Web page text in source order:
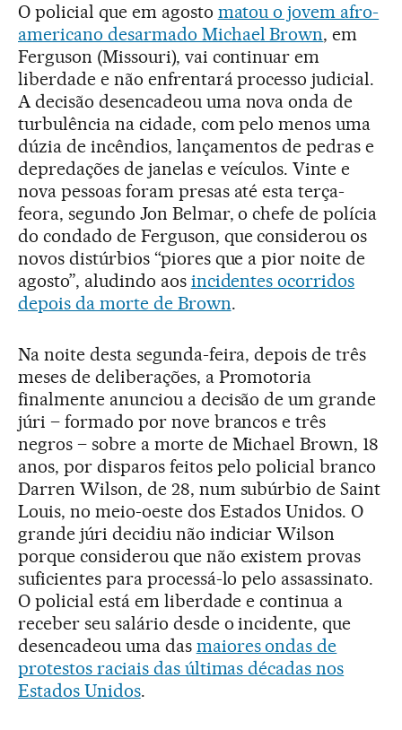
O policial que em agosto matou o jovem afro-
americano desarmado Michael Brown, em
Ferguson (Missouri), vai continuar em
liberdade e não enfrentará processo judicial.
A decisão desencadeou uma nova onda de
turbulência na cidade, com pelo menos uma
dúzia de incêndios, lançamentos de pedras e
depredações de janelas e veículos. Vinte e
nova pessoas foram presas até esta terça-
feora, segundo Jon Belmar, o chefe de polícia
do condado de Ferguson, que considerou os
novos distúrbios “piores que a pior noite de
agosto”, aludindo aos incidentes ocorridos
depois da morte de Brown.
Na noite desta segunda-feira, depois de três
meses de deliberações, a Promotoria
finalmente anunciou a decisão de um grande
júri – formado por nove brancos e três
negros – sobre a morte de Michael Brown, 18
anos, por disparos feitos pelo policial branco
Darren Wilson, de 28, num subúrbio de Saint
Louis, no meio-oeste dos Estados Unidos. O
grande júri decidiu não indiciar Wilson
porque considerou que não existem provas
suficientes para processá-lo pelo assassinato.
O policial está em liberdade e continua a
receber seu salário desde o incidente, que
desencadeou uma das maiores ondas de
protestos raciais das últimas décadas nos
Estados Unidos.